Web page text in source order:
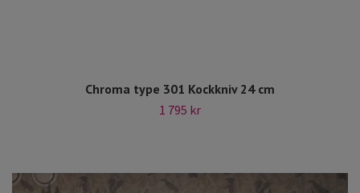
Chroma type 301 Kockkniv 24 cm
1 795 kr